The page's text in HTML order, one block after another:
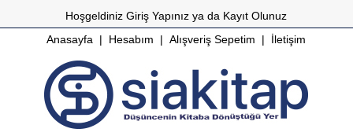
HoşgeldinizGiriş Yapınız ya da Kayıt Olunuz
Anasayfa | Hesabım |Alışveriş Sepetim | İletişim